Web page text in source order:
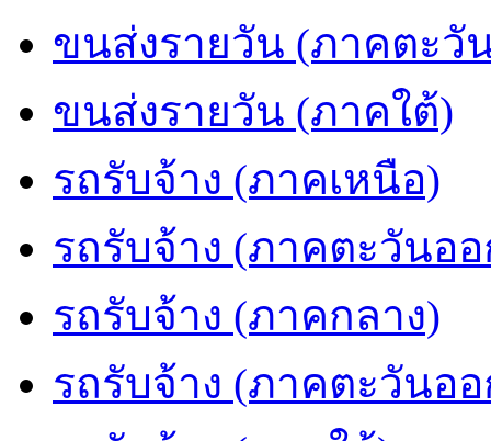
ขนส่งรายวัน (ภาคตะวั
ขนส่งรายวัน (ภาคใต้)
รถรับจ้าง (ภาคเหนือ)
รถรับจ้าง (ภาคตะวันออ
รถรับจ้าง (ภาคกลาง)
รถรับจ้าง (ภาคตะวันอ